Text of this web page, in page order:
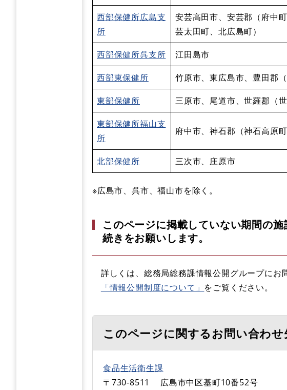
西部保健所広島支
所
安芸高田市、安芸郡（府中
芸太田町、北広島町）
西部保健所呉支所 江田島市
西部東保健所 竹原市、東広島市、豊田郡（
東部保健所 三原市、尾道市、世羅郡（世
東部保健所福山支
所
府中市、神石郡（神石高原町
北部保健所 三次市、庄原市
※広島市、呉市、福山市を除く。
このページに掲載していない期間の
続きをお願いします。
詳しくは、総務局総務課情報公開グループにお
「情報公開制度について」 をご覧ください。
このページに関するお問い合わせ
食品生活衛生課
〒730-8511
広島市中区基町10番52号